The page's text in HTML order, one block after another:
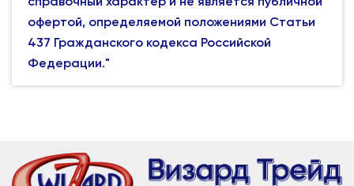
офертой, определяемой положениями Статьи
437 Гражданского кодекса Российской
Федерации."